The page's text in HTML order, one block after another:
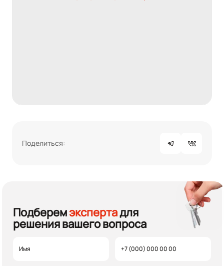
Поделиться:
Подберемэкспертадля
решения вашего вопроса